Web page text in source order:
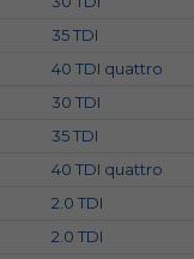
35 TDI
40 TDI quattro
30 TDI
35 TDI
40 TDI quattro
2.0 TDI
2.0 TDI